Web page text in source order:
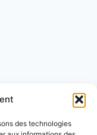
des technologies